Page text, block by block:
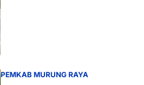
PEMKAB MURUNG RAYA